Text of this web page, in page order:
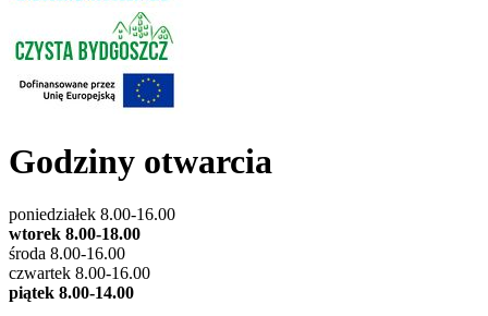
Godziny otwarcia
poniedziałek 8.00-16.00
wtorek 8.00-18.00
środa 8.00-16.00
czwartek 8.00-16.00
piątek 8.00-14.00